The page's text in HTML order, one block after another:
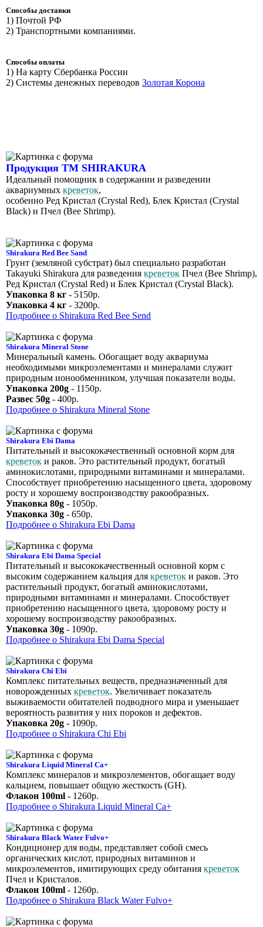
Способы доставки
1) Почтой РФ
2) Транспортными компаниями.
Способы оплаты
1) На карту Сбербанка России
2) Системы денежных переводов Золотая Корона
Продукция ТМ SHIRAKURA
Идеальный помощник в содержании и разведении
аквариумных креветок,
особенно Ред Кристал (Crystal Red), Блек Кристал (Crystal
Black) и Пчел (Bee Shrimp).
Shirakura Red Bee Sand
Грунт (земляной субстрат) был специально разработан
Takayuki Shirakura для разведения креветок Пчел (Bee Shrimp),
Ред Кристал (Crystal Red) и Блек Кристал (Crystal Black).
Упаковка 8 кг - 5150р.
Упаковка 4 кг - 3200р.
Подробнее о Shirakura Red Bee Send
Shirakura Mineral Stone
Минеральный камень. Обогащает воду аквариума
необходимыми микроэлементами и минералами служит
природным ионообменником, улучшая показатели воды.
Упаковка 200g - 1150р.
Развес 50g - 400р.
Подробнее о Shirakura Mineral Stone
Shirakura Ebi Dama
Питательный и высококачественный основной корм для
креветок и раков. Это растительный продукт, богатый
аминокислотами, природными витаминами и минералами.
Способствует приобретению насыщенного цвета, здоровому
росту и хорошему воспроизводству ракообразных.
Упаковка 80g - 1050р.
Упаковка 30g - 650р.
Подробнее о Shirakura Ebi Dama
Shirakura Ebi Dama Special
Питательный и высококачественный основной корм с
высоким содержанием кальция для креветок и раков. Это
растительный продукт, богатый аминокислотами,
природными витаминами и минералами. Способствует
приобретению насыщенного цвета, здоровому росту и
хорошему воспроизводству ракообразных.
Упаковка 30g - 1090р.
Подробнее о Shirakura Ebi Dama Special
Shirakura Chi Ebi
Комплекс питательных веществ, предназначенный для
новорожденных креветок. Увеличивает показатель
выживаемости обитателей подводного мира и уменьшает
вероятность развития у них пороков и дефектов.
Упаковка 20g - 1090р.
Подробнее о Shirakura Chi Ebi
Shirakura Liquid Mineral Ca+
Комплекс минералов и микроэлементов, обогащает воду
кальцием, повышает общую жесткость (GH).
Флакон 100ml - 1260р.
Подробнее о Shirakura Liquid Mineral Ca+
Shirakura Black Water Fulvo+
Кондиционер для воды, представляет собой смесь
органических кислот, природных витаминов и
микроэлементов, имитирующих среду обитания креветок
Пчел и Кристалов.
Флакон 100ml - 1260р.
Подробнее о Shirakura Black Water Fulvo+